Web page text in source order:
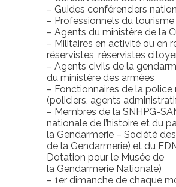
– Guides conférenciers
– Professionnels du tourisme
– Agents du ministère de la
– Militaires en activité ou en
réservistes, réservistes
– Agents civils de la
du ministère des armées
– Fonctionnaires de la police
(policiers, agents
– Membres de la SNHPG-
nationale de l’histoire et du
la Gendarmerie – Société
de la Gendarmerie) et du
Dotation pour le Musée de
la Gendarmerie Nationale)
– 1er dimanche de chaque